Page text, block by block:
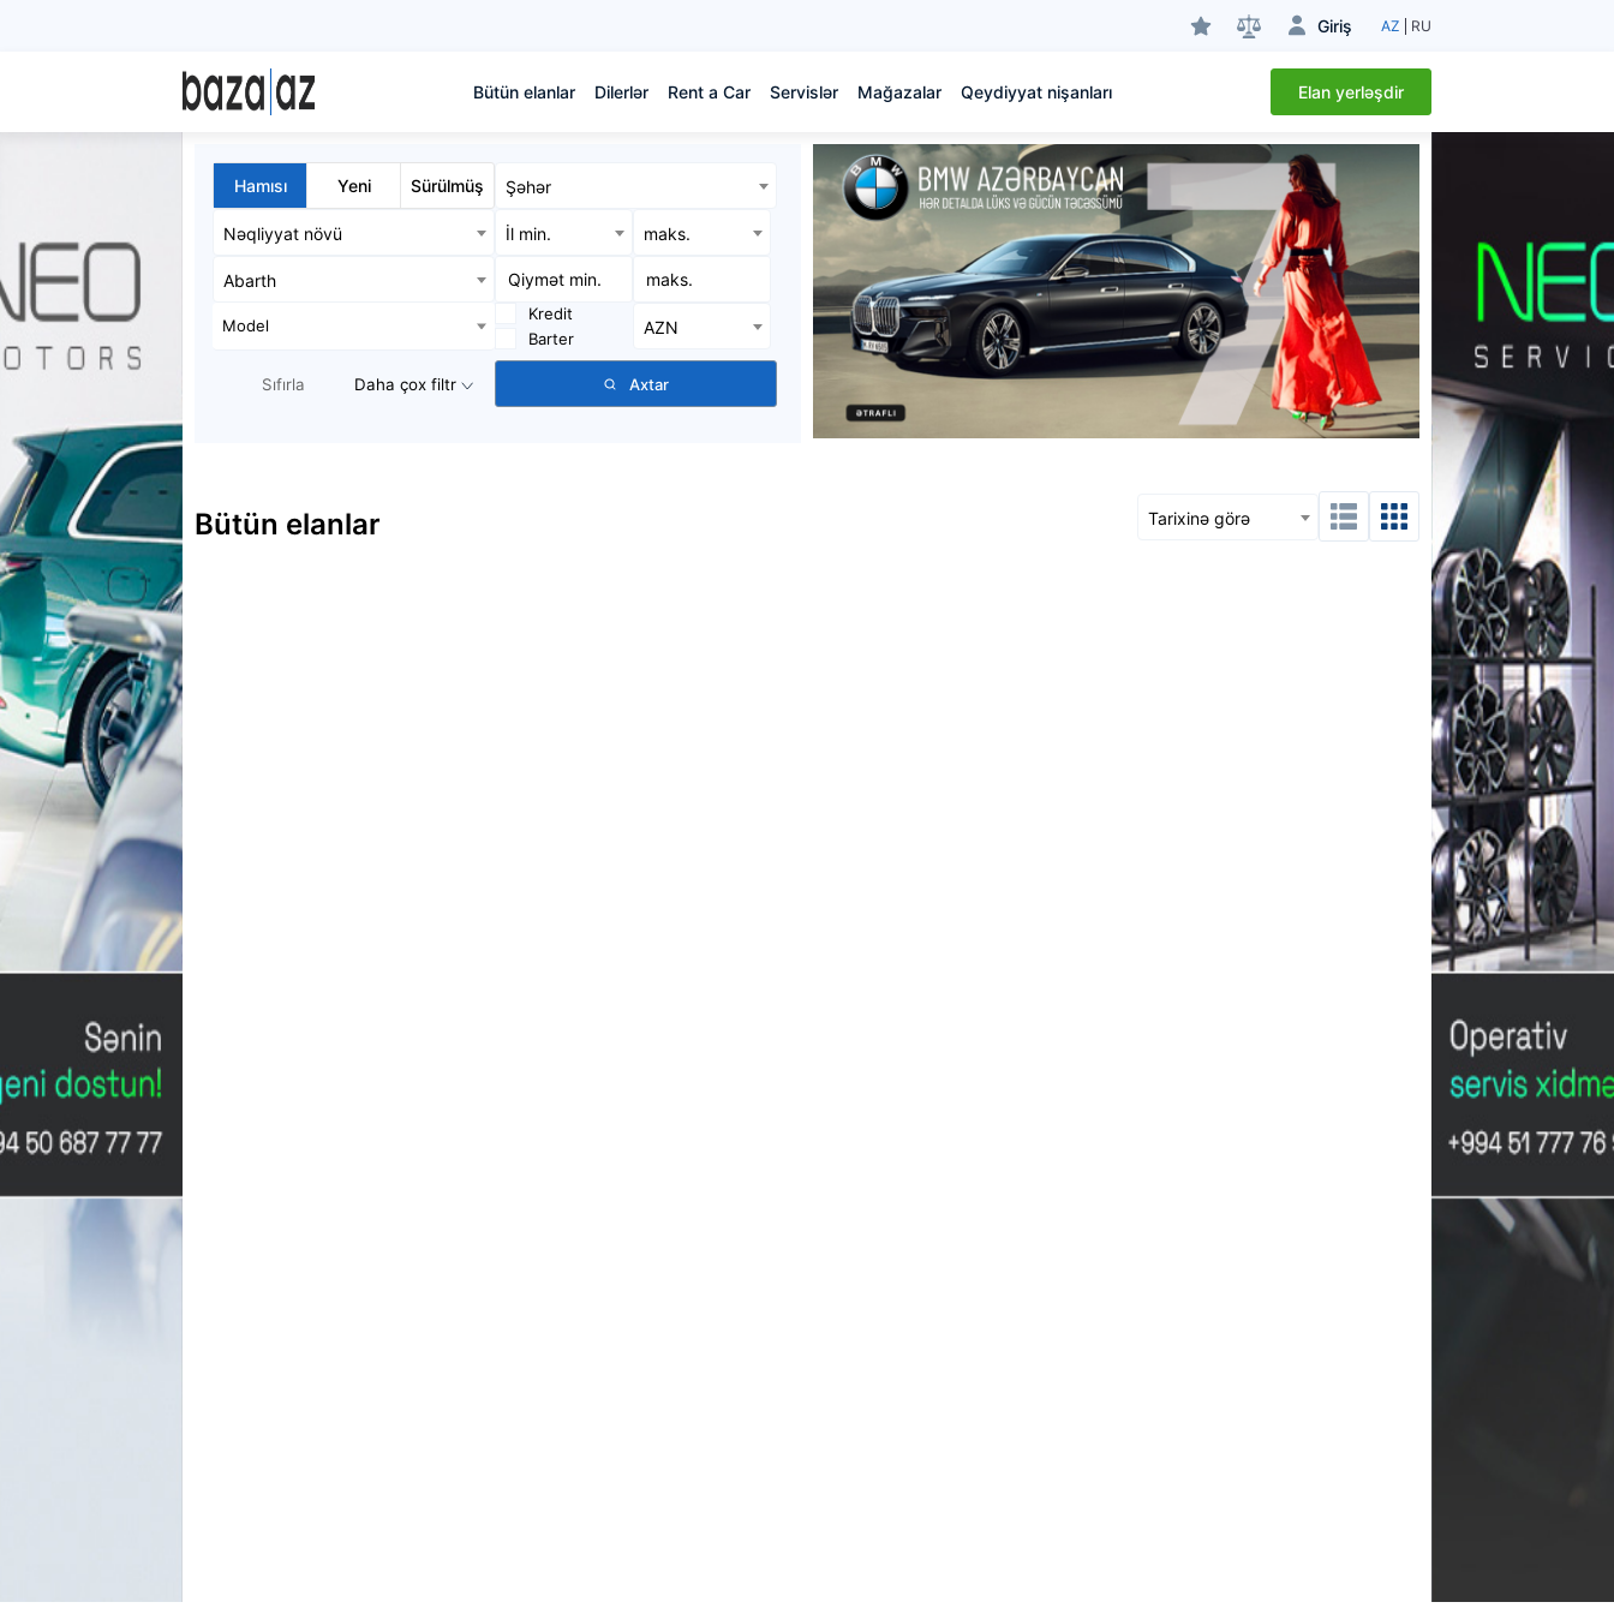
Giriş AZ RU
Bütün elanlar Dilerlər Rent a Car Servislər Mağazalar Qeydiyyat nişanları Elan yerləşdir
Hamısı Yeni Sürülmüş Şəhər
Nəqliyyat növü İl min. maks.
Abarth
Model
Kredit
Barter
AZN
Sıfırla Daha çox filtr Axtar
Bütün elanlar Tarixinə görə